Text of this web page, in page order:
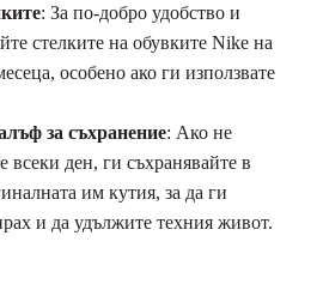
: За по-добро удобство и
стелките на обувките Nike на
особено ако ги използвате
за съхранение: Ако не
всеки ден, ги съхранявайте в
им кутия, за да ги
и да удължите техния живот.